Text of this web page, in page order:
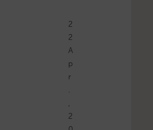
2
2
A
p
r
.
,
2